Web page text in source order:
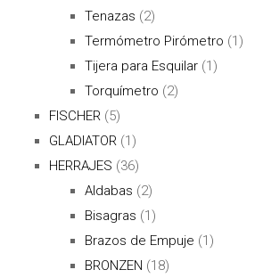
Tenazas (2)
Termómetro Pirómetro (1)
Tijera para Esquilar (1)
Torquímetro (2)
FISCHER (5)
GLADIATOR (1)
HERRAJES (36)
Aldabas (2)
Bisagras (1)
Brazos de Empuje (1)
BRONZEN (18)